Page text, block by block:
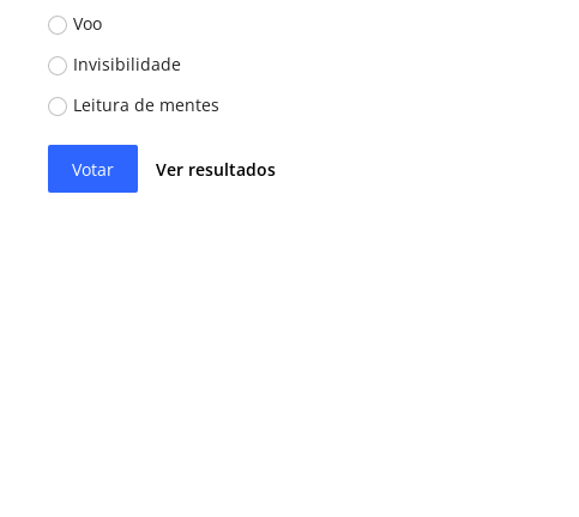
Voo
Invisibilidade
Leitura de mentes
Votar Ver resultados